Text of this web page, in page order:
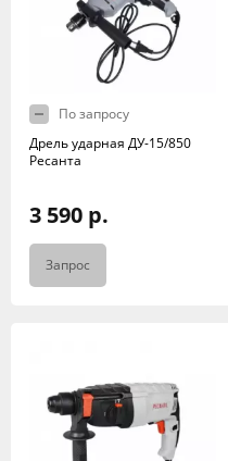
По запросу
Дрель ударная ДУ-15/850
Ресанта
3 590 р.
Запрос